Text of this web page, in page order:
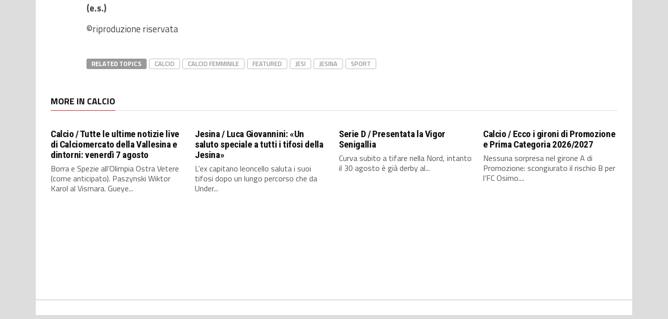
(e.s.)
©riproduzione riservata
RELATED TOPICS CALCIO CALCIO FEMMINILE FEATURED JESI JESINA SPORT
MORE IN CALCIO
Calcio / Tutte le ultime notizie live
di Calciomercato della Vallesina e
dintorni: venerdì 7 agosto
Borra e Spezie all’Olimpia Ostra Vetere
(come anticipato). Paszynski Wiktor
Karol al Vismara. Gueye...
Jesina / Luca Giovannini: «Un
saluto speciale a tutti i tifosi della
Jesina»
L’ex capitano leoncello saluta i suoi
tifosi dopo un lungo percorso che da
Under...
Serie D / Presentata la Vigor
Senigallia
Curva subito a tifare nella Nord, intanto
il 30 agosto è già derby al...
Calcio / Ecco i gironi di Promozione
e Prima Categoria 2026/2027
Nessuna sorpresa nel girone A di
Promozione: scongiurato il rischio B per
l’FC Osimo....